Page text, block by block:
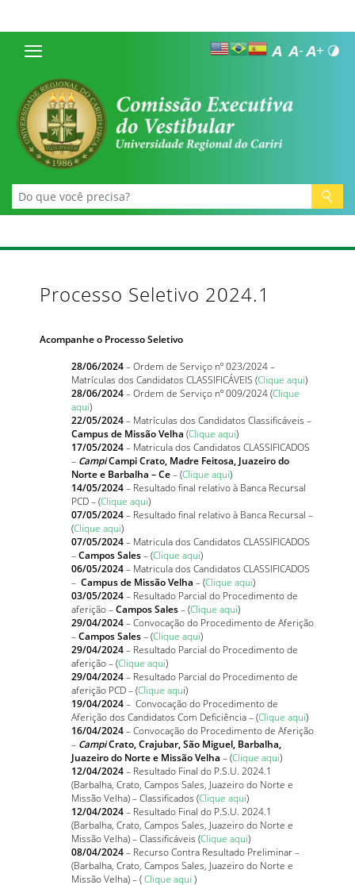
Processo Seletivo 2024.1
Acompanhe o Processo Seletivo
28/06/2024– Ordem de Serviço nº 023/2024 –
Matrículas dos Candidatos CLASSIFICÁVEIS (Clique aqui)
28/06/2024– Ordem de Serviço nº 009/2024 (Clique
aqui)
22/05/2024– Matrículas dos Candidatos Classificáveis –
Campus de Missão Velha (Clique aqui)
17/05/2024– Matricula dos Candidatos CLASSIFICADOS
– CampiCampi Crato, Madre Feitosa, Juazeiro do
Norte e Barbalha – Ce– (Clique aqui)
14/05/2024– Resultado final relativo à Banca Recursal
PCD – (Clique aqui)
07/05/2024– Resultado final relativo à Banca Recursal –
(Clique aqui)
07/05/2024– Matricula dos Candidatos CLASSIFICADOS
–Campos Sales– (Clique aqui)
06/05/2024– Matricula dos Candidatos CLASSIFICADOS
– Campus de Missão Velha – (Clique aqui)
03/05/2024– Resultado Parcial do Procedimento de
aferição –Campos Sales– (Clique aqui)
29/04/2024– Convocação do Procedimento de Aferição
–Campos Sales– (Clique aqui)
29/04/2024– Resultado Parcial do Procedimento de
aferição –(Clique aqui)
29/04/2024– Resultado Parcial do Procedimento de
aferição PCD – (Clique aqui)
19/04/2024– Convocação do Procedimento de
Aferição dos Candidatos Com Deficiência – (Clique aqui)
16/04/2024– Convocação do Procedimento de Aferição
– CampiCrato, Crajubar, São Miguel, Barbalha,
Juazeiro do Norte e Missão Velha – (Clique aqui)
12/04/2024– Resultado Final do P.S.U. 2024.1
(Barbalha, Crato, Campos Sales, Juazeiro do Norte e
Missão Velha) – Classificados (Clique aqui)
12/04/2024– Resultado Final do P.S.U. 2024.1
(Barbalha, Crato, Campos Sales, Juazeiro do Norte e
Missão Velha) – Classificáveis (Clique aqui)
08/04/2024– Recurso Contra Resultado Preliminar –
(Barbalha, Crato, Campos Sales, Juazeiro do Norte e
Missão Velha) – (Clique aqui )